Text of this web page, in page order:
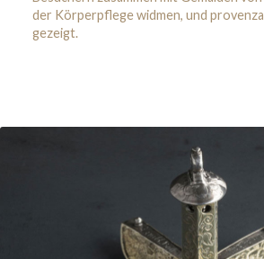
der Körperpflege widmen, und
gezeigt.